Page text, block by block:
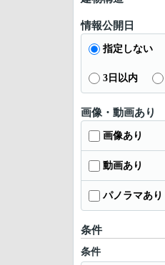
情報公開日
指定しない
3日以内
画像・動画あり
画像あり
動画あり
パノラマあり
条件
条件